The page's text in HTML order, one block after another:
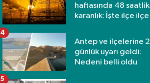
haftasında 48 saatlik
karanlık: İşte ilçe ilçe
Antep ve ilçelerine 2
günlük uyarı geldi:
Nedeni belli oldu
4
5